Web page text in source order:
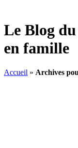
Le Blog
en famille
Accueil » Archives